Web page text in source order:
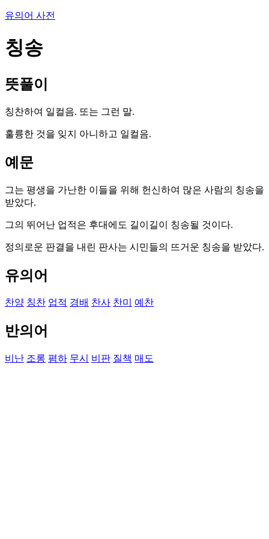
유의어 사전
칭송
뜻풀이
칭찬하여 일컬음. 또는 그런 말.
훌륭한 것을 잊지 아니하고 일컬음.
예문
그는 평생을 가난한 이들을 위해 헌신하여 많은 사람의 칭송을
받았다.
그의 뛰어난 업적은 후대에도 길이길이 칭송될 것이다.
정의로운 판결을 내린 판사는 시민들의 뜨거운 칭송을 받았다.
유의어
찬양 칭찬 업적 경배 찬사 찬미 예찬
반의어
비난 조롱 폄하 무시 비판 질책 매도